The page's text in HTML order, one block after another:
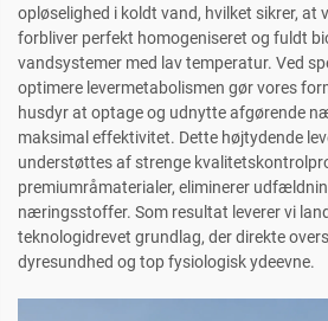
opløselighed i koldt vand, hvilket sikrer, at
forbliver perfekt homogeniseret og fuldt
vandsystemer med lav temperatur. Ved
optimere levermetabolismen gør vores
husdyr at optage og udnytte afgørende
maksimal effektivitet. Dette højtydende
understøttes af strenge
premiumråmaterialer, eliminerer
næringsstoffer. Som resultat leverer vi
teknologidrevet grundlag, der direkte
dyresundhed og top fysiologisk ydeevne.